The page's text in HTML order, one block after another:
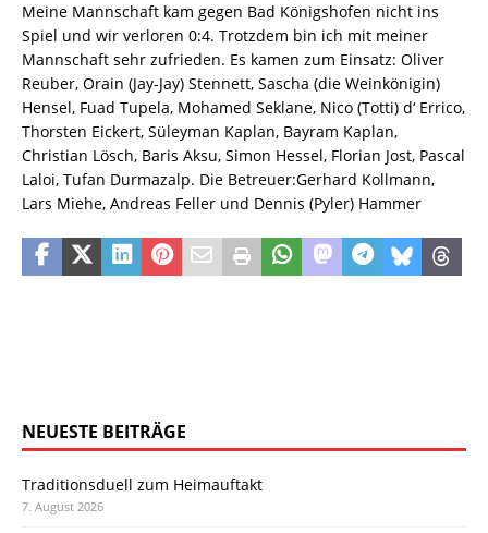
Meine Mannschaft kam gegen Bad Königshofen nicht ins
Spiel und wir verloren 0:4. Trotzdem bin ich mit meiner
Mannschaft sehr zufrieden. Es kamen zum Einsatz: Oliver
Reuber, Orain (Jay-Jay) Stennett, Sascha (die Weinkönigin)
Hensel, Fuad Tupela, Mohamed Seklane, Nico (Totti) d‘ Errico,
Thorsten Eickert, Süleyman Kaplan, Bayram Kaplan,
Christian Lösch, Baris Aksu, Simon Hessel, Florian Jost, Pascal
Laloi, Tufan Durmazalp. Die Betreuer:Gerhard Kollmann,
Lars Miehe, Andreas Feller und Dennis (Pyler) Hammer
NEUESTE BEITRÄGE
Traditionsduell zum Heimauftakt
7. August 2026